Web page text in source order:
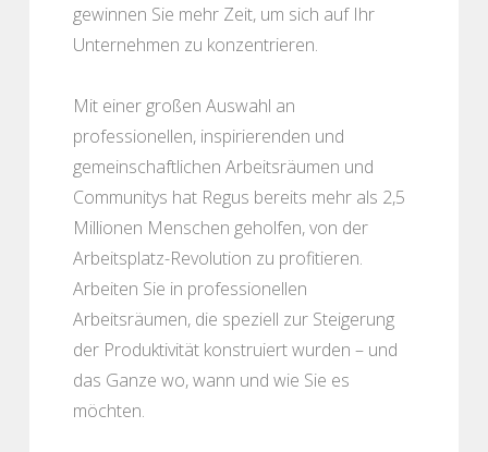
gewinnen Sie mehr Zeit, um sich auf Ihr
Unternehmen zu konzentrieren.
Mit einer großen Auswahl an
professionellen, inspirierenden und
gemeinschaftlichen Arbeitsräumen und
Communitys hat Regus bereits mehr als 2,5
Millionen Menschen geholfen, von der
Arbeitsplatz-Revolution zu profitieren.
Arbeiten Sie in professionellen
Arbeitsräumen, die speziell zur Steigerung
der Produktivität konstruiert wurden – und
das Ganze wo, wann und wie Sie es
möchten.